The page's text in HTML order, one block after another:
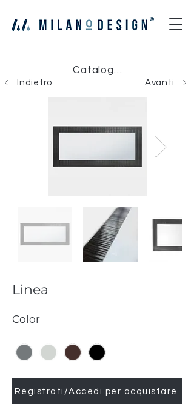
Indietro
Catalogo Milano Design
Avanti
Linea
Color
Registrati/Accedi per acquistare